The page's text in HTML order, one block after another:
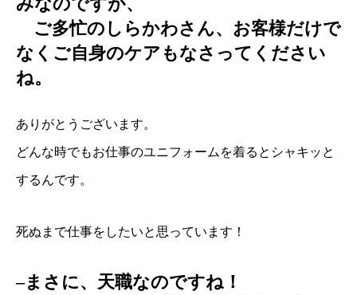
ご多忙のしらかわさん、お客様だけで
なくご自身のケアもなさってください
ね。
ありがとうございます。
どんな時でもお仕事のユニフォームを着るとシャキッと
するんです。
死ぬまで仕事をしたいと思っています！
–まさに、天職なのですね！